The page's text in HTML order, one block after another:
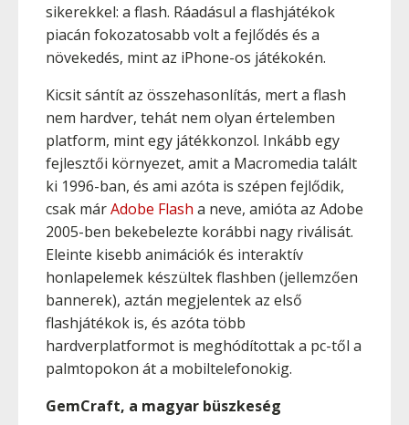
sikerekkel: a flash. Ráadásul a flashjátékok
piacán fokozatosabb volt a fejlődés és a
növekedés, mint az iPhone-os játékokén.
Kicsit sántít az összehasonlítás, mert a flash
nem hardver, tehát nem olyan értelemben
platform, mint egy játékkonzol. Inkább egy
fejlesztői környezet, amit a Macromedia talált
ki 1996-ban, és ami azóta is szépen fejlődik,
csak márAdobe Flash a neve, amióta az Adobe
2005-ben bekebelezte korábbi nagy riválisát.
Eleinte kisebb animációk és interaktív
honlapelemek készültek flashben (jellemzően
bannerek), aztán megjelentek az első
flashjátékok is, és azóta több
hardverplatformot is meghódítottak a pc-től a
palmtopokon át a mobiltelefonokig.
GemCraft, a magyar büszkeség